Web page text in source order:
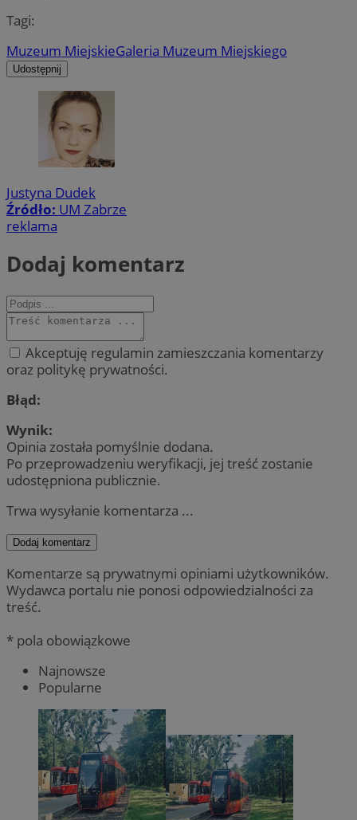
Tagi:
Muzeum MiejskieGaleria Muzeum Miejskiego
Udostępnij
Justyna Dudek
Źródło: UM Zabrze
reklama
Dodaj komentarz
Akceptuję regulamin zamieszczania komentarzy
oraz politykę prywatności.
Błąd:
Wynik:
Opinia została pomyślnie dodana.
Po przeprowadzeniu weryfikacji, jej treść zostanie
udostępniona publicznie.
Trwa wysyłanie komentarza ...
Dodaj komentarz
Komentarze są prywatnymi opiniami użytkowników.
Wydawca portalu nie ponosi odpowiedzialności za
treść.
* pola obowiązkowe
Najnowsze
Popularne